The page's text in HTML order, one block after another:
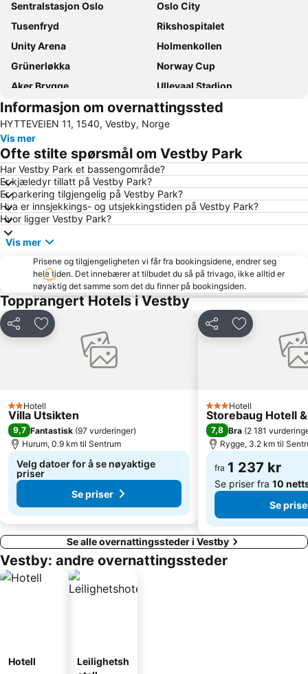
Sentralstasjon Oslo
Oslo City
Tusenfryd
Rikshospitalet
Unity Arena
Holmenkollen
Grünerløkka
Norway Cup
Aker Brygge
Ullevaal Stadion
Bjerke
Frogner
Nordstrand
Oslo Spektrum
Youngstorget
Storo Storsenter
Sagene
Alna
Karl-Johansgate
Oslofjorden
Rockefeller Music Hal
Bygdøy
Sandvika Storsenter
Brygga
National Theatre
Drammen Togstasjon
Ullern
Tøyenparken
Den Norske Opera og Ballett
Bislett Games
Grorud
Rådhuset
Holmenkollen FIS World Cup Nordic
Stortinget
Vinterbro Senter
Akershus Festning
St Hanshaugen
Triaden Lørenskog Storsenter
Søndre Nordstrand
Oslo Congress Centre
St. Hanshaugen
Munch museet
Stovner Senter
Informasjon om overnattingssted
HYTTEVEIEN 11, 1540, Vestby, Norge
Vis mer
Ofte stilte spørsmål om Vestby Park
Har Vestby Park et bassengområde?
Er kjæledyr tillatt på Vestby Park?
Er parkering tilgjengelig på Vestby Park?
Hva er innsjekkings- og utsjekkingstiden på Vestby Park?
Hvor ligger Vestby Park?
Vis mer
Prisene og tilgjengeligheten vi får fra bookingsidene, endrer seg
hele tiden. Det innebærer at tilbudet du så på trivago, ikke alltid er
nøyaktig det samme som det du finner på bookingsiden.
Topprangert Hotels i Vestby
Del Legg til i favoritter
2 Stjerner
Hotell
Villa Utsikten
9,7 Fantastisk (97 vurderinger)
Hurum, 0.9 km til Sentrum
Velg datoer for å se nøyaktige
priser
Se priser
Del Legg til i
3 Stjerner
Hotell
Storebaug Hotell
7,8 Bra (2 181
Rygge, 3.2 km til
fra 1 237 kr
Se priser fra 10
Se
Se alle overnattingssteder i Vestby
Vestby: andre overnattingssteder
Hotell
Leilighetsh